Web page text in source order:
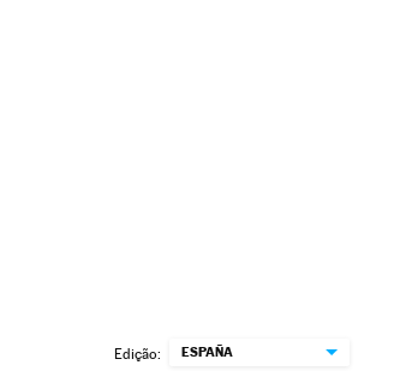
Edição: ESPAÑA